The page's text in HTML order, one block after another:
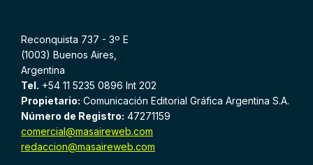
Reconquista 737 - 3º E
(1003) Buenos Aires,
Argentina
Tel. +54 11 5235 0896 Int 202
Propietario: Comunicación Editorial Gráfica Argentina S.A.
Número de Registro: 47271159
comercial@masaireweb.com
redaccion@masaireweb.com